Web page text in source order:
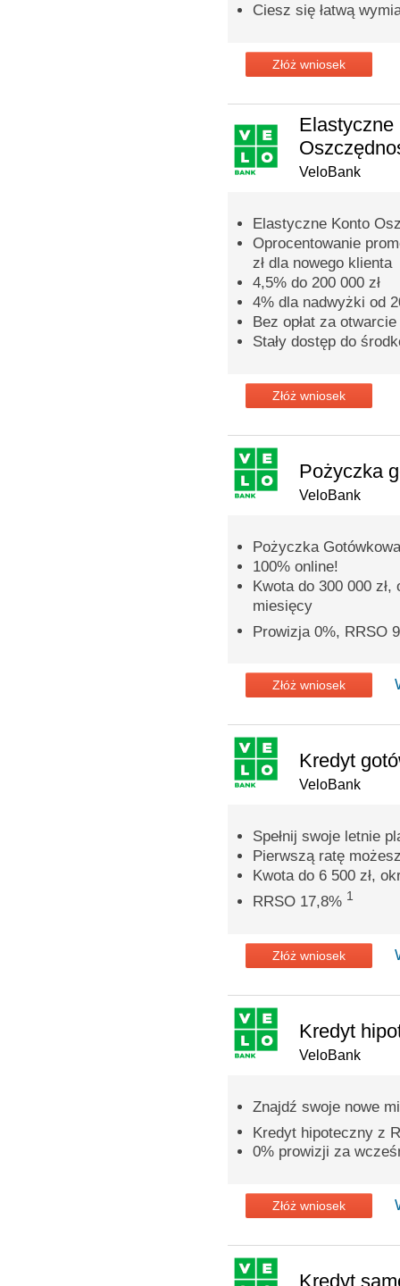
Ciesz się łatwą
Złóż wniosek
Elastyczne
VeloBank
Elastyczne Konto
Oprocentowanie
zł dla nowego klienta
4,5% do 200 000 zł
4% dla nadwyżki od
Bez opłat za
Stały dostęp do
Złóż wniosek
Pożyczka
VeloBank
Pożyczka
100% online!
Kwota do 300 000
miesięcy
Prowizja 0%, RRSO
Złóż wniosek
Kredyt
VeloBank
Spełnij swoje letnie
Pierwszą ratę
Kwota do 6 500 zł,
RRSO 17,8% 1
Złóż wniosek
Kredyt
VeloBank
Znajdź swoje nowe
Kredyt hipoteczny z
0% prowizji za
Złóż wniosek
Kredyt